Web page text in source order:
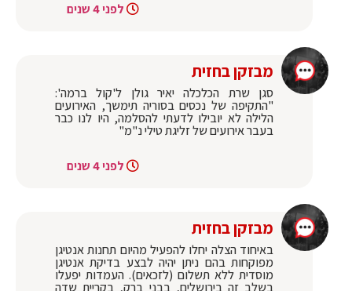
לפני 4 שנים
מבזקן בחזית
סגן שרת הכלכלה יאיר גולן ל'קול ברמה':
"התקיפה של נכסים בסוריה תימשך, האירועים
הלילה לא יובילו לדעתי להסלמה, היו לנו כבר
בעבר אירועים של זליגת טילי נ"מ"
לפני 4 שנים
מבזקן בחזית
באיחוד הצלה יחלו להפעיל מהיום תחנות אנטיגן
מפוקחות בהם ניתן יהיה לבצע בדיקת אנטיגן
מוסדית ללא תשלום (לזכאים). העמדות יפעלו
בשלב זה בירושלים, בבני ברק, בקריית שדה